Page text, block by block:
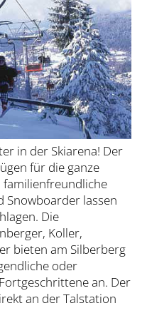
in der Skiarena! Der
für die ganze
familienfreundliche
lassen
Die
Koller,
bieten am Silberberg
oder
an. Der
an der Talstation